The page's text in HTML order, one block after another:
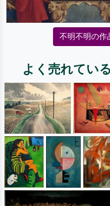
不明不明の作
よく売れてい